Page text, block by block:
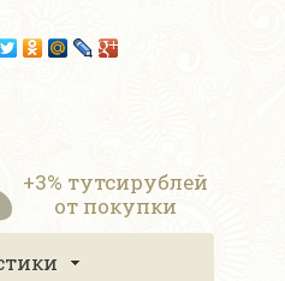
+3% тутсирублей
от покупки